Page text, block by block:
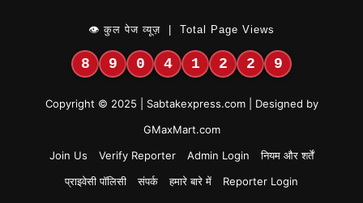
👁 कुल पेज व्यूज़ | Total Page Views
8 9 0 4 1 2 2 9
Copyright © 2025 | Sabtakexpress.com | Designed by
GMaxMart.com
Join Us
Verify Reporter Admin Login
नियम और शर्तें
प्राइवेसी पॉलिसी
संपर्क हमारे बारे में Reporter Login